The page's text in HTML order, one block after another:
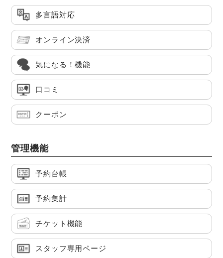
多言語対応
オンライン決済
気になる！機能
口コミ
クーポン
管理機能
予約台帳
予約集計
チケット機能
スタッフ専用ページ